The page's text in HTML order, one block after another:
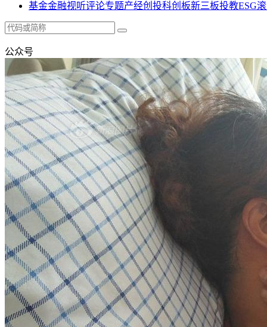
基金金融视听评论专题产经创投科创板新三板投教ESG
公众号